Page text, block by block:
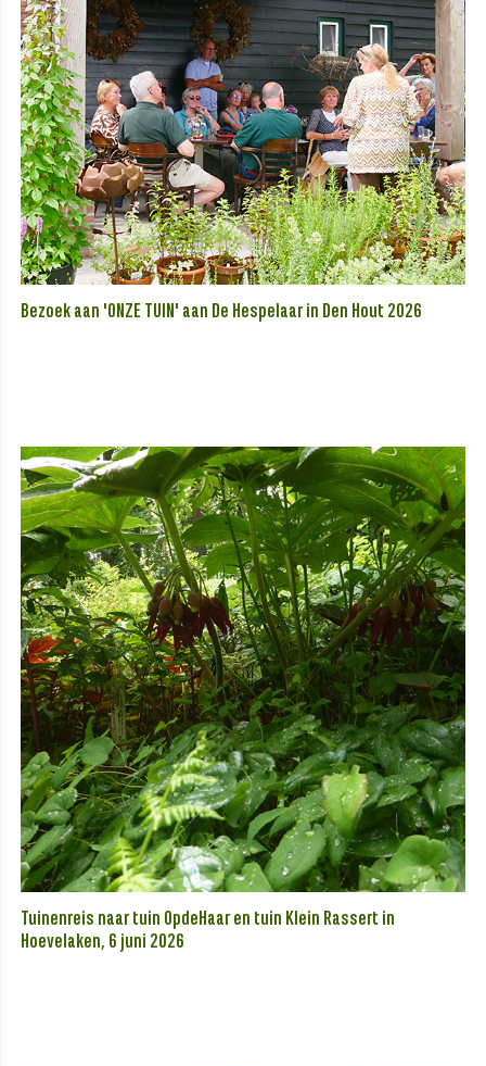
Bezoek aan 'ONZE TUIN' aan De Hespelaar in Den Hout 2026
Tuinenreis naar tuin OpdeHaar en tuin Klein Rassert in
Hoevelaken, 6 juni 2026